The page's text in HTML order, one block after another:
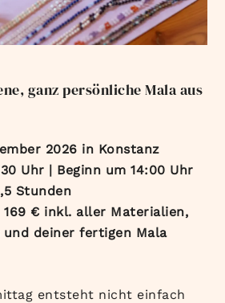
ganz persönliche Mala aus
2026 in Konstanz
Uhr | Beginn um 14:00 Uhr
Stunden
169 € inkl. aller Materialien,
und deiner fertigen Mala
entsteht nicht einfach